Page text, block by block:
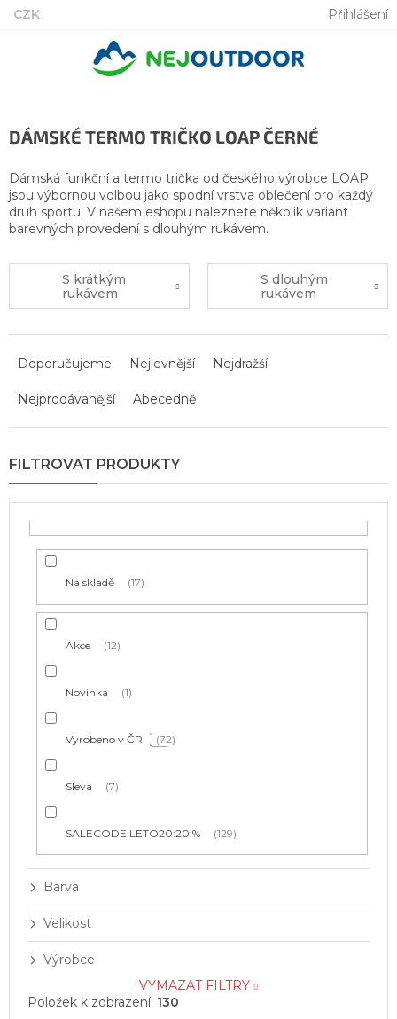
Přejít
CZK Přihlášení
DÁMSKÉ TERMO TRIČKO LOAP ČERNÉ
Dámská funkční a termo trička od českého výrobce LOAP
jsou výbornou volbou jako spodní vrstva oblečení pro každý
druh sportu. V našem eshopu naleznete několik variant
barevných provedení s dlouhým rukávem.
S krátkým
rukávem
S dlouhým
rukávem
n
p
r
o
Doporučujeme Nejlevnější Nejdražší
Nejprodávanější Abecedně
Na skladě 17
Akce 12
Novinka 1
Vyrobeno v ČR 72
Sleva 7
SALECODE:LETO20:20:% 129
Barva
Velikost
Výrobce
VYMAZAT FILTRY
Položek k zobrazení: 130